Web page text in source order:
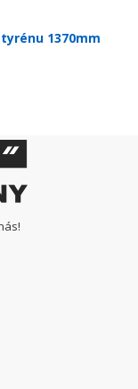
1370mm